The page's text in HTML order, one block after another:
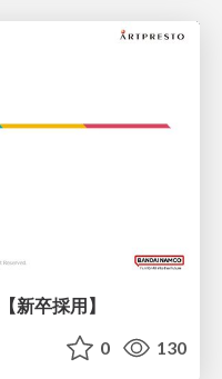
新卒採用】
0 130